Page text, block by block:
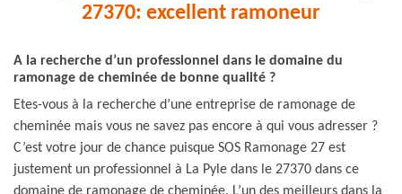
27370: excellent ramoneur
A la recherche d’un professionnel dans le domaine du
ramonage de cheminée de bonne qualité ?
Etes-vous à la recherche d’une entreprise de ramonage de
cheminée mais vous ne savez pas encore à qui vous adresser ?
C’est votre jour de chance puisque SOS Ramonage 27 est
justement un professionnel à La Pyle dans le 27370 dans ce